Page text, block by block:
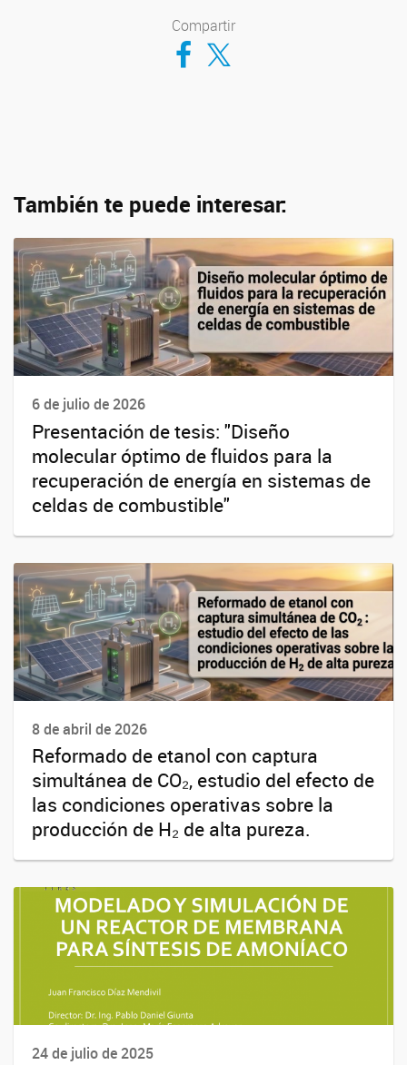
Compartir
Compartir en Facebook
Compartir en Twitter
También te puede interesar:
6 de julio de 2026
Presentación de tesis: "Diseño
molecular óptimo de fluidos para la
recuperación de energía en sistemas de
celdas de combustible"
8 de abril de 2026
Reformado de etanol con captura
simultánea de CO₂, estudio del efecto de
las condiciones operativas sobre la
producción de H₂ de alta pureza.
24 de julio de 2025